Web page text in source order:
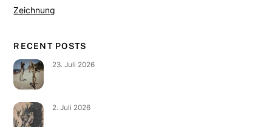
Zeichnung
RECENT POSTS
23. Juli 2026
2. Juli 2026